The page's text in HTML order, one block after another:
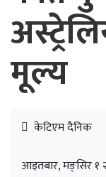
मूल्य
केटिएम दैनिक
आइतबार, मङ्सिर १